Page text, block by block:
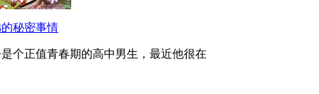
秘密事情
个正值青春期的高中男生，最近他很在